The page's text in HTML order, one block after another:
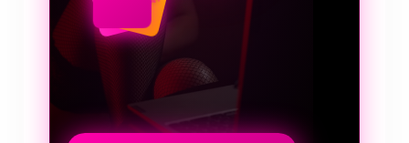
Collectionnez, échangez, discutez
et surtout frissonnez...